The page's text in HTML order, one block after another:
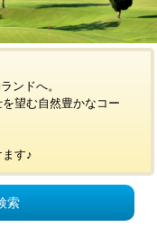
ンドへ。
望む自然豊かなコー
す♪
索